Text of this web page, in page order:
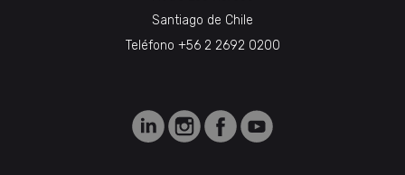
Santiago de Chile
Teléfono +56 2 2692 0200